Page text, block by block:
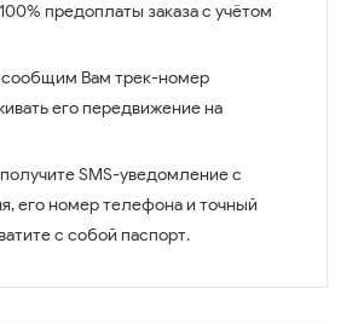
предоплаты заказа с учётом
сообщим Вам трек-номер
его передвижение на
SMS-уведомление с
его номер телефона и точный
с собой паспорт.